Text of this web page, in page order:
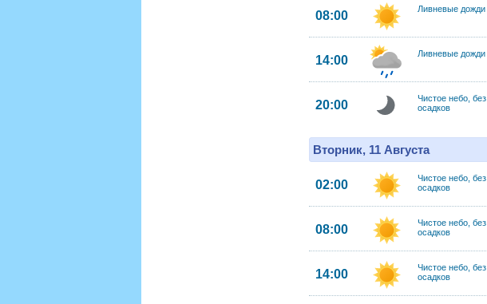
08:00 Ливневые дожди
14:00 Ливневые дожди
20:00
Чистое небо, без
осадков
Вторник, 11 Августа
02:00
Чистое небо, без
осадков
08:00
Чистое небо, без
осадков
14:00
Чистое небо, без
осадков